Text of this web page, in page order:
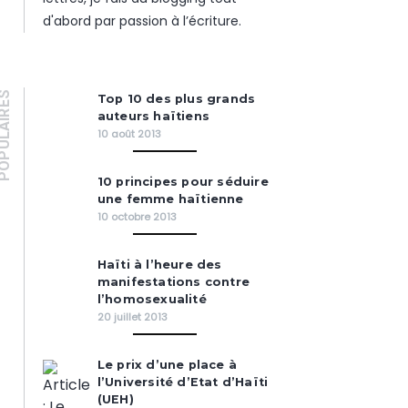
d'abord par passion à l’écriture.
Top 10 des plus grands
auteurs haïtiens
10 août 2013
10 principes pour séduire
une femme haïtienne
10 octobre 2013
Haïti à l’heure des
manifestations contre
l’homosexualité
20 juillet 2013
Le prix d’une place à
l’Université d’Etat d’Haïti
(UEH)